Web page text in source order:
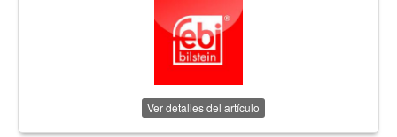
Ver detalles del artículo